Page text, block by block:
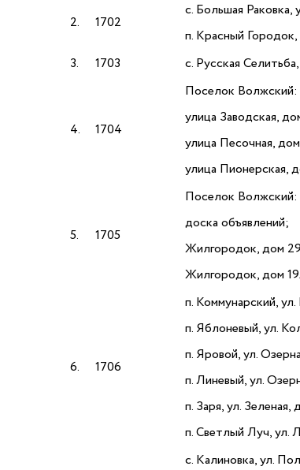
2. 1702
с. Большая Раковка,
п. Красный Городок,
3.
1703 с. Русская
4. 1704
Поселок Волжский:
улица Заводская,
улица Песочная,
улица Пионерская,
5. 1705
Поселок
доска объявлений;
Жилгородок, дом
Жилгородок, дом
6. 1706
п. Коммунарский,
п. Яблоневый, ул.
п. Яровой, ул.
п. Линевый, ул.
п. Заря, ул.
п. Светлый Луч, ул.
с. Калиновка, ул.